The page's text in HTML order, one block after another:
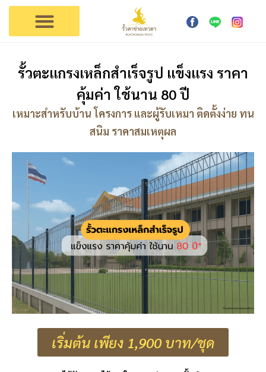
รั้วตะแกรงเหล็กสำเร็จรูป แข็งแรง ราคา
คุ้มค่า ใช้นาน 80 ปี
เหมาะสำหรับบ้าน โครงการ และผู้รับเหมา ติดตั้งง่าย ทน
สนิม ราคาสมเหตุผล
เริ่มต้น เพียง 1,900 บาท/ชุด